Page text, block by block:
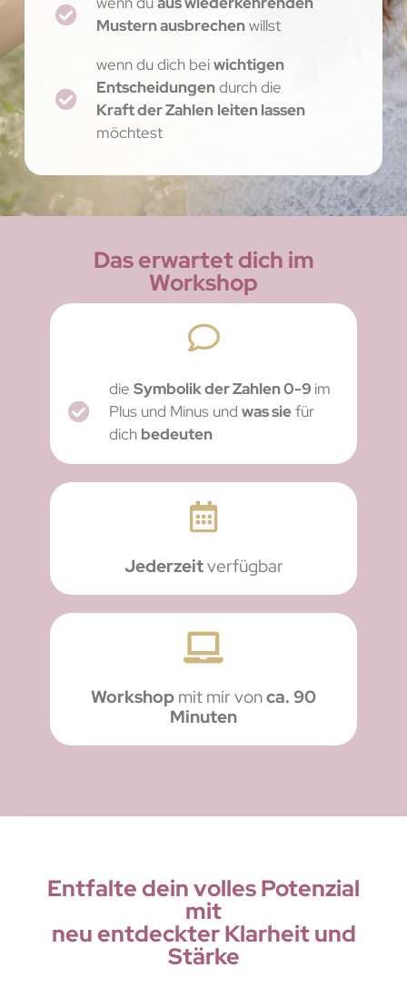
Mustern ausbrechenwillst
wenn du dich beiwichtigen
Entscheidungendurch die
Kraft der Zahlen leiten lassen
möchtest
Das erwartet dich im
Workshop
die Symbolik der Zahlen 0-9 im
Plus und Minus und was siefür
dich bedeuten
Jederzeitverfügbar
Workshop mit mir vonca. 90
Minuten
Entfalte dein volles Potenzial
mit
neu entdeckter Klarheit und
Stärke